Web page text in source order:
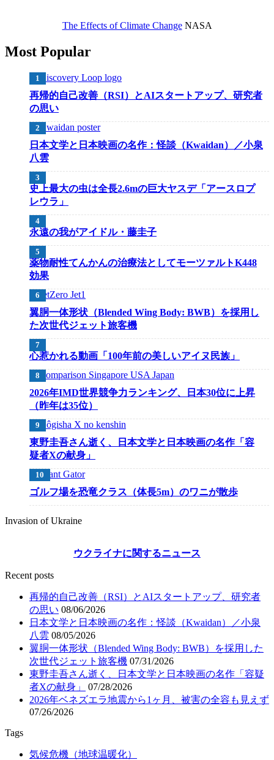
The Effects of Climate ChangeNASA
Most Popular
再帰的自己改善（RSI）とAIスタートアップ、研究者
の思い
日本文学と日本映画の名作：怪談（Kwaidan）／小泉
八雲
史上最大の虫は全長2.6mの巨大ヤスデ「アースロプ
レウラ」
永遠の我がアイドル・藤圭子
薬物耐性てんかんの治療法としてモーツァルトK448
効果
翼胴一体形状（Blended Wing Body: BWB）を採用し
た次世代ジェット旅客機
心惹かれる動画「100年前の美しいアイヌ民族」
2026年IMD世界競争力ランキング、日本30位に上昇
（昨年は35位）
東野圭吾さん逝く、日本文学と日本映画の名作「容
疑者Xの献身」
ゴルフ場を恐竜クラス（体長5m）のワニが散歩
Invasion of Ukraine
ウクライナに関するニュース
Recent posts
再帰的自己改善（RSI）とAIスタートアップ、研究者
の思い 08/06/2026
日本文学と日本映画の名作：怪談（Kwaidan）／小泉
八雲 08/05/2026
翼胴一体形状（Blended Wing Body: BWB）を採用した
次世代ジェット旅客機 07/31/2026
東野圭吾さん逝く、日本文学と日本映画の名作「容疑
者Xの献身」
07/28/2026
2026年ベネズエラ地震から1ヶ月、被害の全容も見えず
07/26/2026
Tags
気候危機（地球温暖化）